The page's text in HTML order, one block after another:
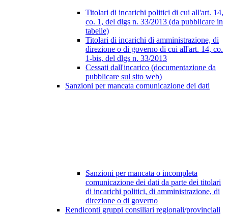
Titolari di incarichi politici di cui all'art. 14,
co. 1, del dlgs n. 33/2013 (da pubblicare in
tabelle)
Titolari di incarichi di amministrazione, di
direzione o di governo di cui all'art. 14, co.
1-bis, del dlgs n. 33/2013
Cessati dall'incarico (documentazione da
pubblicare sul sito web)
Sanzioni per mancata comunicazione dei dati
Sanzioni per mancata o incompleta
comunicazione dei dati da parte dei titolari
di incarichi politici, di amministrazione, di
direzione o di governo
Rendiconti gruppi consiliari regionali/provinciali